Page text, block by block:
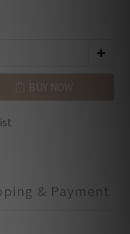
BUY NOW
& Payment